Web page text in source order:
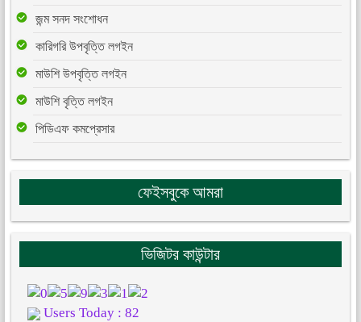
জন্ম সনদ সংশোধন
কারিগরি উপবৃত্তি লগইন
মাউশি উপবৃত্তি লগইন
মাউশি বৃত্তি লগইন
পিডিএফ কমপ্রেসার
ফেইসবুকে আমরা
ভিজিটর কাউন্টার
Users Today : 82